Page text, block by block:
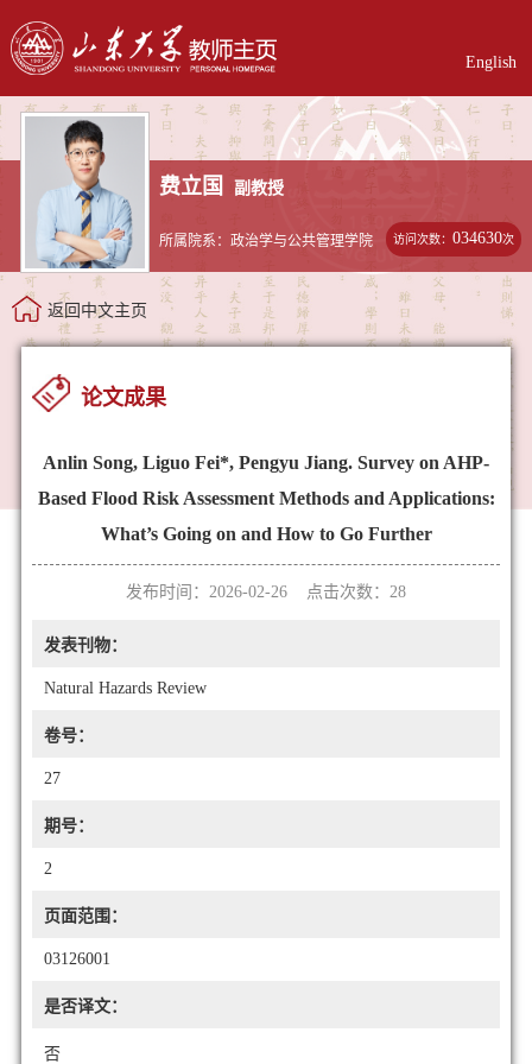
English
费立国 副教授
所属院系：政治学与公共管理学院 访问次数：034630次
返回中文主页
论文成果
Anlin Song, Liguo Fei*, Pengyu Jiang. Survey on AHP-
Based Flood Risk Assessment Methods and Applications:
What’s Going on and How to Go Further
发布时间：2026-02-26 点击次数： 28
发表刊物：
Natural Hazards Review
卷号：
27
期号：
2
页面范围：
03126001
是否译文：
否